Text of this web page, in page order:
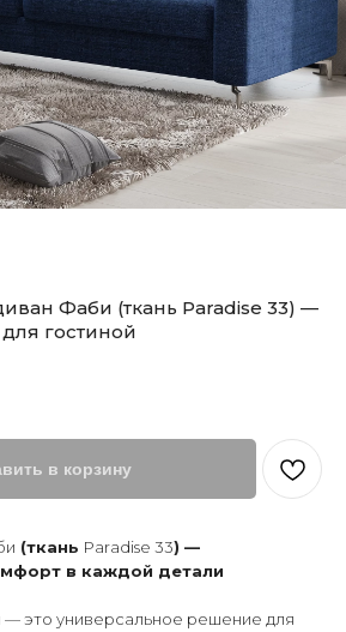
Фаби (ткань Paradise 33) —
гостиной
в корзину
(ткань Paradise 33) —
в каждой детали
это универсальное решение для